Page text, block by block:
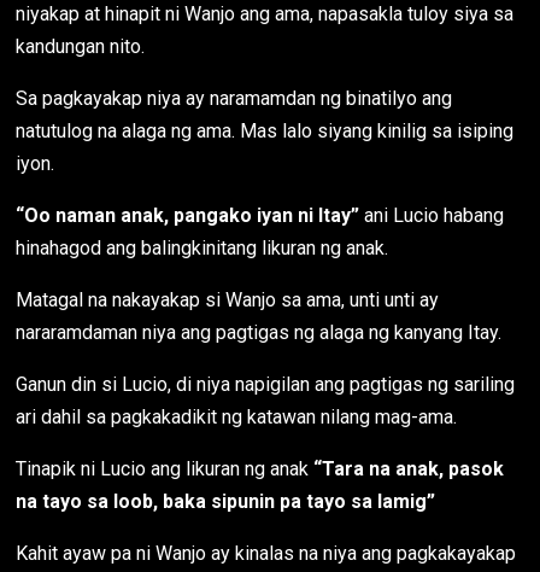
niyakap at hinapit ni Wanjo ang ama, napasakla tuloy siya sa
kandungan nito.
Sa pagkayakap niya ay naramamdan ng binatilyo ang
natutulog na alaga ng ama. Mas lalo siyang kinilig sa isiping
iyon.
“Oo naman anak, pangako iyan ni Itay” ani Lucio habang
hinahagod ang balingkinitang likuran ng anak.
Matagal na nakayakap si Wanjo sa ama, unti unti ay
nararamdaman niya ang pagtigas ng alaga ng kanyang Itay.
Ganun din si Lucio, di niya napigilan ang pagtigas ng sariling
ari dahil sa pagkakadikit ng katawan nilang mag-ama.
Tinapik ni Lucio ang likuran ng anak “Tara na anak, pasok
na tayo sa loob, baka sipunin pa tayo sa lamig”
Kahit ayaw pa ni Wanjo ay kinalas na niya ang pagkakayakap